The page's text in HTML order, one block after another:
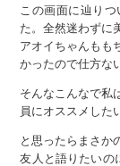
この画面に辿り
た。全然迷わずに
アオイちゃんもも
かったので仕方な
そんなこんなで私
員にオススメした
と思ったらまさか
友人と語りたいの